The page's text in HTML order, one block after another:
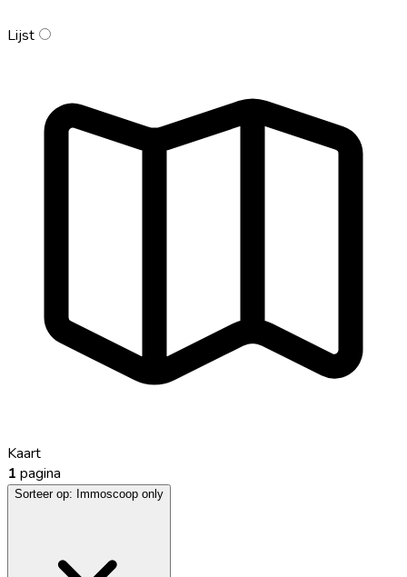
Lijst
Kaart
1 pagina
Sorteer op: Immoscoop only